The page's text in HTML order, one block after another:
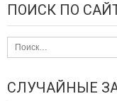
ПОИСК ПО
Найти:
СЛУЧАЙНЫЕ